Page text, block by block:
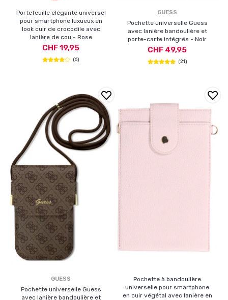
Portefeuille elégante universel
pour smartphone luxueux en
look cuir de crocodile avec
lanière de cou - Rose
CHF 19,95
(6)
GUESS
Pochette universelle Guess
avec lanière bandoulière et
porte-carte intégrés - Noir
CHF 49,95
(21)
GUESS
Pochette universelle Guess
avec lanière bandoulière et
Pochette à bandoulière
universelle pour smartphone
en cuir végétal avec lanière en